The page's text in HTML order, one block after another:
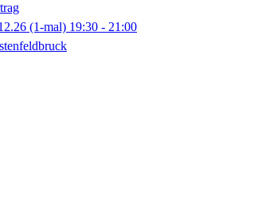
(1-mal) 19:30 - 21:00